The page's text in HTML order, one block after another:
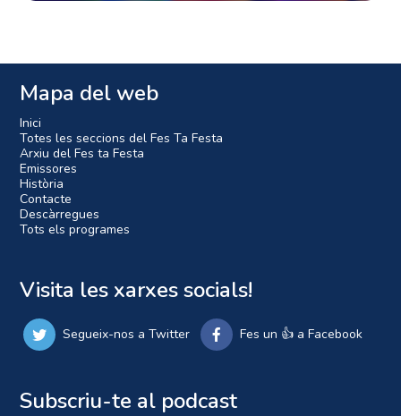
Mapa del web
Inici
Totes les seccions del Fes Ta Festa
Arxiu del Fes ta Festa
Emissores
Història
Contacte
Descàrregues
Tots els programes
Visita les xarxes socials!
Segueix-nos a Twitter Fes un 👍 a Facebook
Subscriu-te al podcast